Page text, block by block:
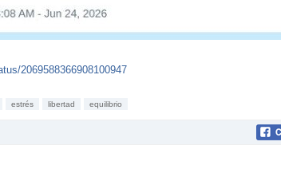
2069588366908100947
estrés libertad equilibrio